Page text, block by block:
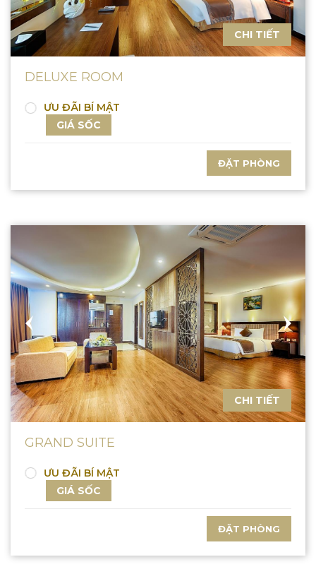
CHI TIẾT
DELUXE ROOM
ƯU ĐÃI BÍ MẬT
GIÁ SỐC
ĐẶT PHÒNG
CHI TIẾT
GRAND SUITE
ƯU ĐÃI BÍ MẬT
GIÁ SỐC
ĐẶT PHÒNG